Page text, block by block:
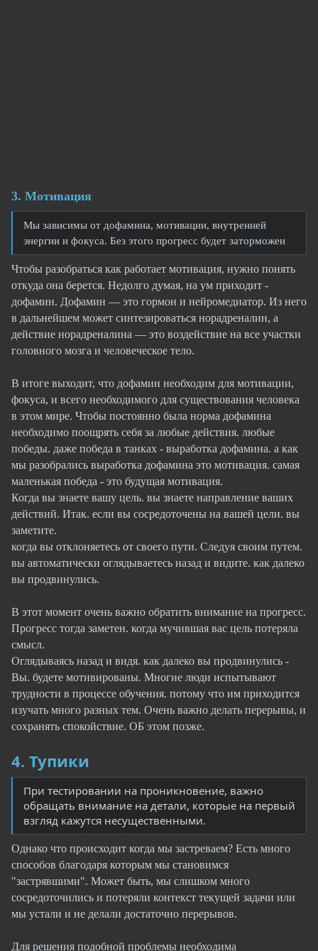
3. Мотивация
Мы зависимы от дофамина, мотивации, внутренней
энергии и фокуса. Без этого прогресс будет заторможен
Чтобы разобраться как работает мотивация, нужно понять
откуда она берется. Недолго думая, на ум приходит -
дофамин. Дофамин — это гормон и нейромедиатор. Из него
в дальнейшем может синтезироваться норадреналин, а
действие норадреналина — это воздействие на все участки
головного мозга и человеческое тело.
В итоге выходит, что дофамин необходим для мотивации,
фокуса, и всего необходимого для существования человека
в этом мире. Чтобы постоянно была норма дофамина
необходимо поощрять себя за любые действия. любые
победы. даже победа в танках - выработка дофамина. а как
мы разобрались выработка дофамина это мотивация. самая
маленькая победа - это будущая мотивация.
Когда вы знаете вашу цель. вы знаете направление ваших
действий. Итак. если вы сосредоточены на вашей цели. вы
заметите.
когда вы отклоняетесь от своего пути. Следуя своим путем.
вы автоматически оглядываетесь назад и видите. как далеко
вы продвинулись.
В этот момент очень важно обратить внимание на прогресс.
Прогресс тогда заметен. когда мучившая вас цель потеряла
смысл.
Оглядываясь назад и видя. как далеко вы продвинулись -
Вы. будете мотивированы. Многие люди испытывают
трудности в процессе обучения. потому что им приходится
изучать много разных тем. Очень важно делать перерывы, и
сохранять спокойствие. ОБ этом позже.
4. Тупики
При тестировании на проникновение, важно
обращать внимание на детали, которые на первый
взгляд кажутся несущественными.
Однако что происходит когда мы застреваем? Есть много
способов благодаря которым мы становимся
"застрявшими". Может быть, мы слишком много
сосредоточились и потеряли контекст текущей задачи или
мы устали и не делали достаточно перерывов.
Для решения подобной проблемы необходима